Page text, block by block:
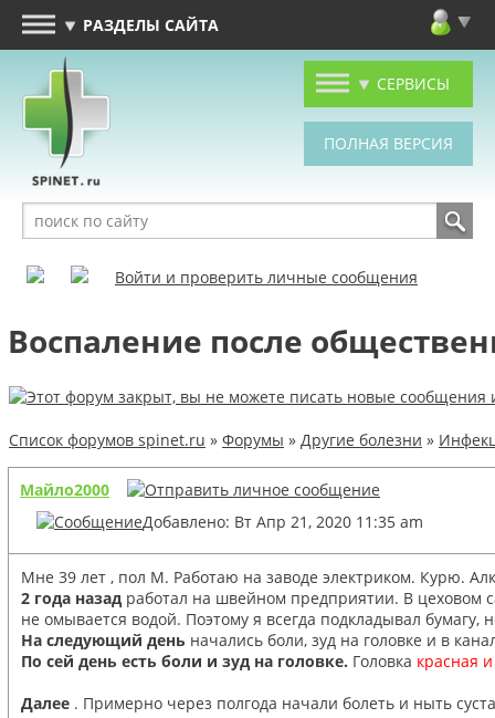
РАЗДЕЛЫ САЙТА
СЕРВИСЫ
Войти и проверить личные сообщения
Воспаление после
Список форумов spinet.ru » Форумы » Другие болезни »
Майло2000
Добавлено: Вт Апр 21, 2020 11:35 am
Мне 39 лет , пол М. Работаю на заводе электриком. Курю.
2 года назад работал на швейном предприятии. В цеховом
не омывается водой. Поэтому я всегда подкладывал бумагу,
На следующий день начались боли, зуд на головке и в
По сей день есть боли и зуд на головке. Головка красная
Далее . Примерно через полгода начали болеть и ныть